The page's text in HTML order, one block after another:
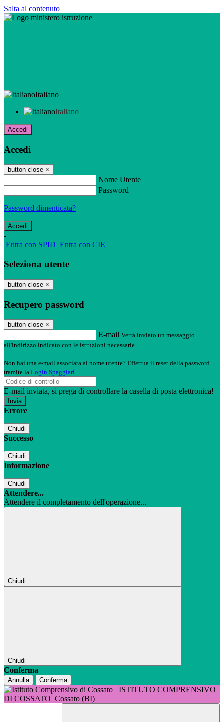
Salta al contenuto
Italiano
Italiano
Accedi
Accedi
button close ×
Nome Utente
Password
Password dimenticata?
-
Entra con SPID Entra con CIE
Seleziona utente
button close ×
Recupero password
button close ×
E-mail Verrà inviato un messaggio
all'indirizzo indicato con le istruzioni necessarie.
Non hai una e-mail associata al nome utente? Effettua il reset della password
tramite la Login Spaggiari
E-mail inviata, si prega di controllare la casella di posta elettronica!
Errore
Chiudi
Successo
Chiudi
Informazione
Chiudi
Attendere...
Attendere il completamento dell'operazione...
Chiudi
Chiudi
Conferma
Annulla Conferma
ISTITUTO COMPRENSIVO
DI COSSATO Cossato (BI)